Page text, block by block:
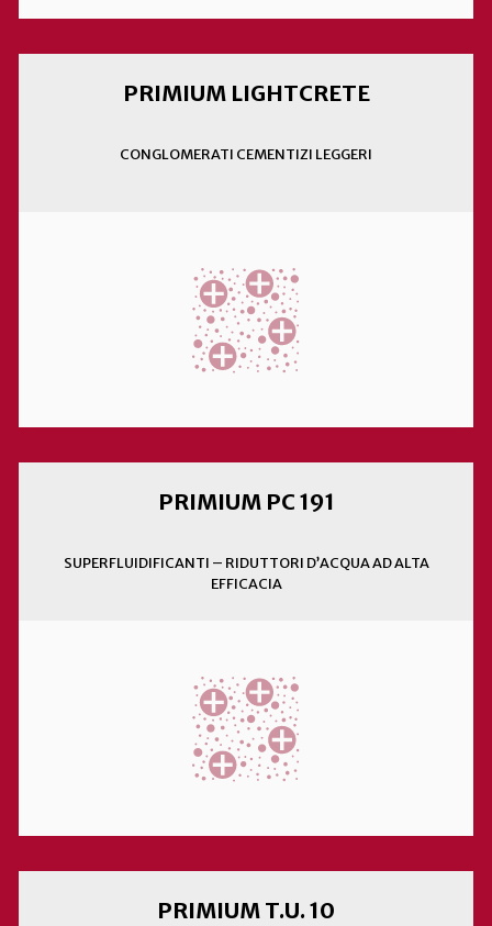
PRIMIUM LIGHTCRETE
CONGLOMERATI CEMENTIZI LEGGERI
PRIMIUM PC 191
SUPERFLUIDIFICANTI – RIDUTTORI D’ACQUA AD ALTA
EFFICACIA
PRIMIUM T.U. 10